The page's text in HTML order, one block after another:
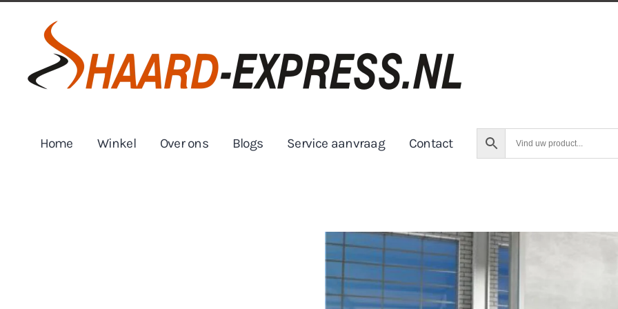
Skip to main content
Home Winkel Over ons Blogs Service aanvraag Contact